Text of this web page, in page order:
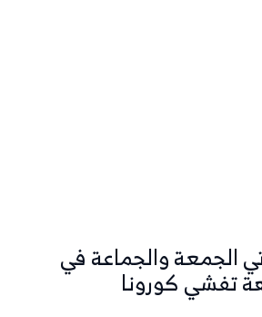
الجمعة والجماعة في
تفشي كورونا